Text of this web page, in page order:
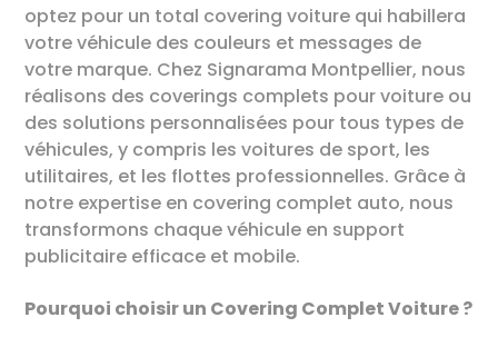
optez pour un total covering voiture qui habillera
votre véhicule des couleurs et messages de
votre marque. Chez Signarama Montpellier, nous
réalisons des coverings complets pour voiture ou
des solutions personnalisées pour tous types de
véhicules, y compris les voitures de sport, les
utilitaires, et les flottes professionnelles. Grâce à
notre expertise en covering complet auto, nous
transformons chaque véhicule en support
publicitaire efficace et mobile.
Pourquoi choisir un Covering Complet Voiture ?